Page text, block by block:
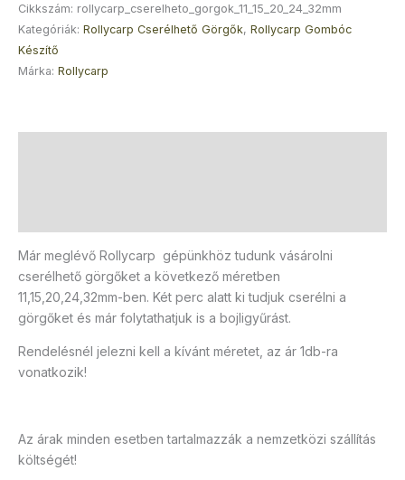
Cikkszám: rollycarp_cserelheto_gorgok_11_15_20_24_32mm
Kategóriák: Rollycarp Cserélhető Görgők, Rollycarp Gombóc
Készítő
Márka: Rollycarp
Már meglévő Rollycarp gépünkhöz tudunk vásárolni
cserélhető görgőket a következő méretben
11,15,20,24,32mm-ben. Két perc alatt ki tudjuk cserélni a
görgőket és már folytathatjuk is a bojligyűrást.
Rendelésnél jelezni kell a kívánt méretet, az ár 1db-ra
vonatkozik!
Az árak minden esetben tartalmazzák a nemzetközi szállítás
költségét!